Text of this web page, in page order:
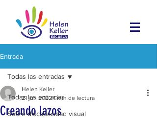
Entrada
Todas las entradas
Sobre discapacidad visual
Todas las entradas
Creando lazos
Helen Keller
21 jun 2022 1 min de lectura